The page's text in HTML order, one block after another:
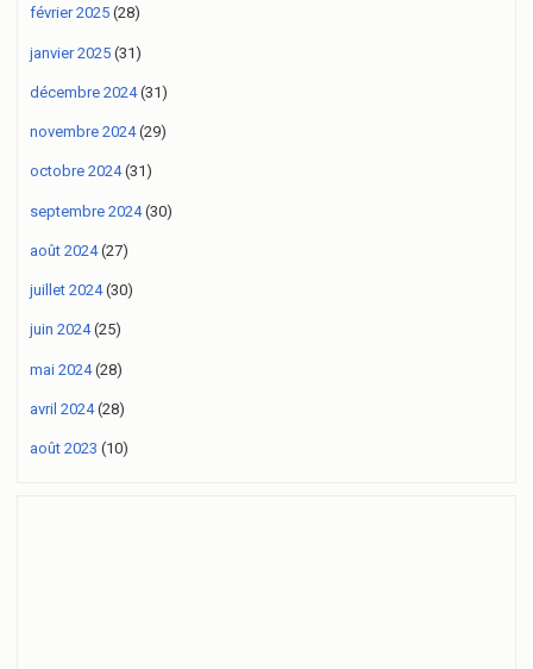
février 2025 (28)
janvier 2025 (31)
décembre 2024(31)
novembre 2024(29)
octobre 2024(31)
septembre 2024(30)
août 2024(27)
juillet 2024(30)
juin 2024(25)
mai 2024(28)
avril 2024(28)
août 2023 (10)